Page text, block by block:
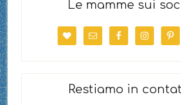
Le mamme sui
Restiamo in